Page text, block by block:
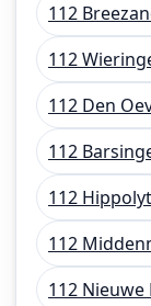
112
112
112 Den
112
112
112
112